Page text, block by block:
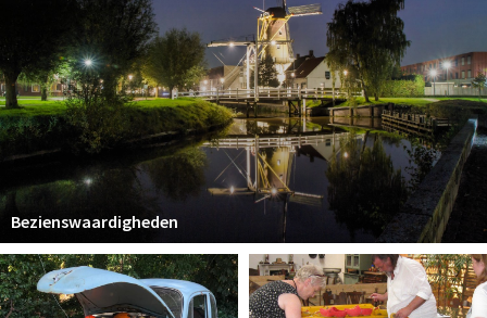
Bezienswaardigheden